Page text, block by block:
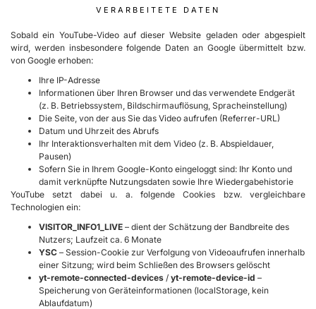
VERARBEITETE DATEN
Sobald ein YouTube-Video auf dieser Website geladen oder abgespielt
wird, werden insbesondere folgende Daten an Google übermittelt bzw.
von Google erhoben:
Ihre IP-Adresse
Informationen über Ihren Browser und das verwendete Endgerät
(z. B. Betriebssystem, Bildschirmauflösung, Spracheinstellung)
Die Seite, von der aus Sie das Video aufrufen (Referrer-URL)
Datum und Uhrzeit des Abrufs
Ihr Interaktionsverhalten mit dem Video (z. B. Abspieldauer,
Pausen)
Sofern Sie in Ihrem Google-Konto eingeloggt sind: Ihr Konto und
damit verknüpfte Nutzungsdaten sowie Ihre Wiedergabehistorie
YouTube setzt dabei u. a. folgende Cookies bzw. vergleichbare
Technologien ein:
VISITOR_INFO1_LIVE – dient der Schätzung der Bandbreite des
Nutzers; Laufzeit ca. 6 Monate
YSC – Session-Cookie zur Verfolgung von Videoaufrufen innerhalb
einer Sitzung; wird beim Schließen des Browsers gelöscht
yt-remote-connected-devices / yt-remote-device-id –
Speicherung von Geräteinformationen (localStorage, kein
Ablaufdatum)